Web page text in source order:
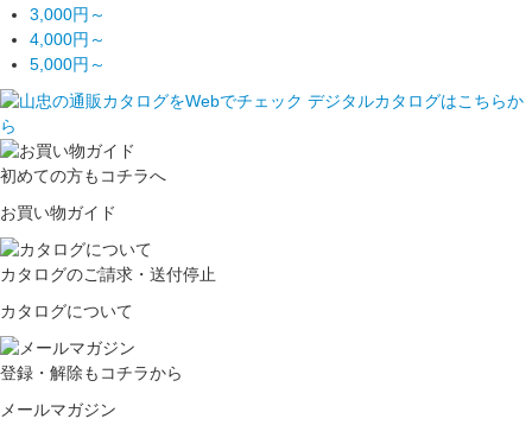
3,000円～
4,000円～
5,000円～
初めての方もコチラへ
お買い物ガイド
カタログのご請求・送付停止
カタログについて
登録・解除もコチラから
メールマガジン